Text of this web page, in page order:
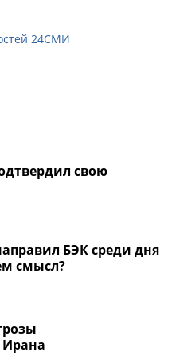
24СМИ
свою
БЭК среди дня
смысл?
Ирана